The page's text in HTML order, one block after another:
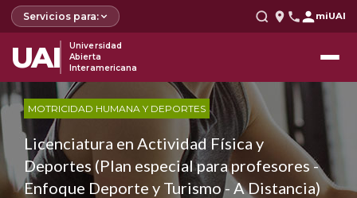
Servicios para: miUAI
UAI
Universidad
Abierta
Interamericana
MOTRICIDAD HUMANA Y DEPORTES
Licenciatura en Actividad Física y
Deportes (Plan especial para profesores -
Enfoque Deporte y Turismo - A Distancia)